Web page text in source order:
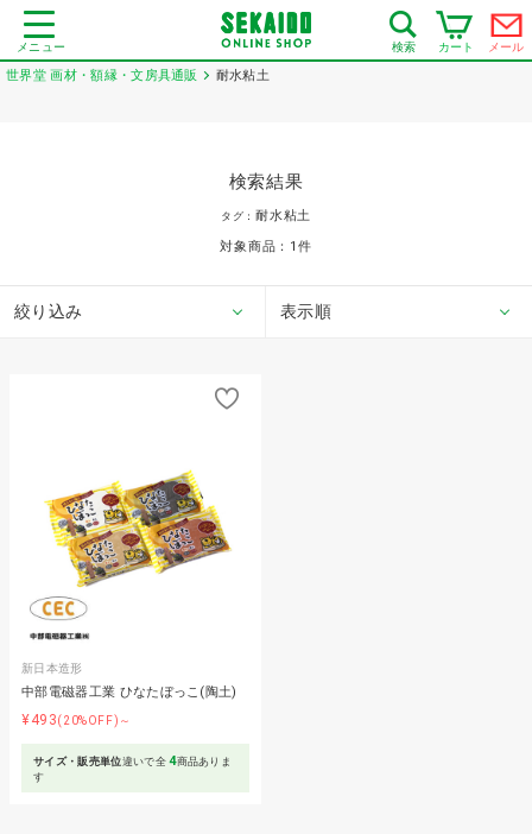
メニュー 検索 カート メール
世界堂 画材・額縁・文房具通販 耐水粘土
検索結果
タグ：耐水粘土
対象商品： 1 件
絞り込み 表示順
新日本造形
中部電磁器工業 ひなたぼっこ(陶土)
¥493(20%OFF)～
サイズ・販売単位違いで全4商品ありま
す